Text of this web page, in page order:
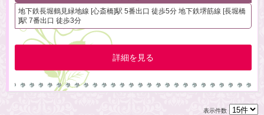
地下鉄長堀鶴見緑地線 [心斎橋]駅 5番出口 徒歩5分 地下鉄堺筋線 [長堀橋
]駅 7番出口 徒歩3分
詳細を見る
表示件数